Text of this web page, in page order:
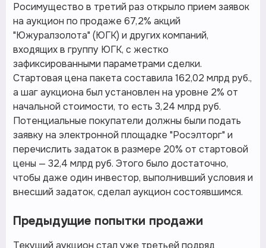
Росимущество в третий раз открыло прием заявок
на аукцион по продаже 67,2% акций
"Южуралзолота" (ЮГК) и других компаний,
входящих в группу ЮГК, с жестко
зафиксированными параметрами сделки.
Стартовая цена пакета составила 162,02 млрд руб.,
а шаг аукциона был установлен на уровне 2% от
начальной стоимости, то есть 3,24 млрд руб.
Потенциальные покупатели должны были подать
заявку на электронной площадке "Росэлторг" и
перечислить задаток в размере 20% от стартовой
цены — 32,4 млрд руб. Этого было достаточно,
чтобы даже один инвестор, выполнивший условия и
внесший задаток, сделал аукцион состоявшимся.
Предыдущие попытки продажи